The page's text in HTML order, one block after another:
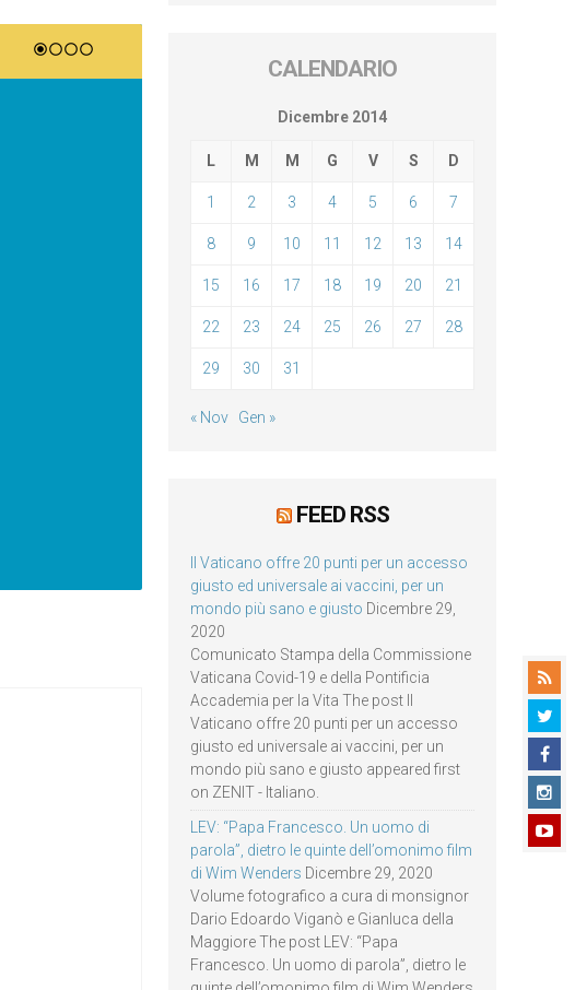
CALENDARIO
Dicembre 2014
L M M G V S D
1 2 3 4 5 6 7
8 9 10 11 12 13 14
15 16 17 18 19 20 21
22 23 24 25 26 27 28
29 30 31
« Nov Gen »
FEED RSS
Il Vaticano offre 20 punti per un accesso
giusto ed universale ai vaccini, per un
mondo più sano e giusto Dicembre 29,
2020
Comunicato Stampa della Commissione
Vaticana Covid-19 e della Pontificia
Accademia per la Vita The post Il
Vaticano offre 20 punti per un accesso
giusto ed universale ai vaccini, per un
mondo più sano e giusto appeared first
on ZENIT - Italiano.
LEV: “Papa Francesco. Un uomo di
parola”, dietro le quinte dell’omonimo film
di Wim Wenders Dicembre 29, 2020
Volume fotografico a cura di monsignor
Dario Edoardo Viganò e Gianluca della
Maggiore The post LEV: “Papa
Francesco. Un uomo di parola”, dietro le